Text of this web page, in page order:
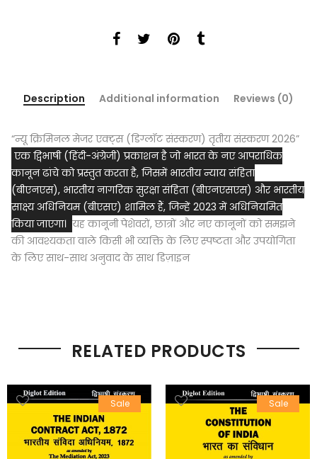
Description Additional information Reviews (0)
“न्यू क्रिमिनल मेजर एक्ट्स (डिग्लॉट संस्करण) तृतीय संस्करण 2026”
एक द्विभाषी (हिंदी-अंग्रेजी) प्रकाशन है जो भारत के नए आपराधिक
कानून ढांचे को प्रस्तुत करता है, जिसमें भारतीय न्याय संहिता
(बीएनएस), भारतीय नागरिक सुरक्षा संहिता (बीएनएसएस) और भारतीय
साक्ष्य अधिनियम (बीएसए) शामिल हैं, जिन्हें 2023 में अधिनियमित
किया जाएगा। यह कानूनी पेशेवरों, छात्रों और नए कानूनों को समझने
की आवश्यकता वाले किसी भी व्यक्ति के लिए स्पष्टता और उपयोगिता
के लिए साथ-साथ अनुवाद के साथ डिज़ाइन
RELATED PRODUCTS
Sale Sale